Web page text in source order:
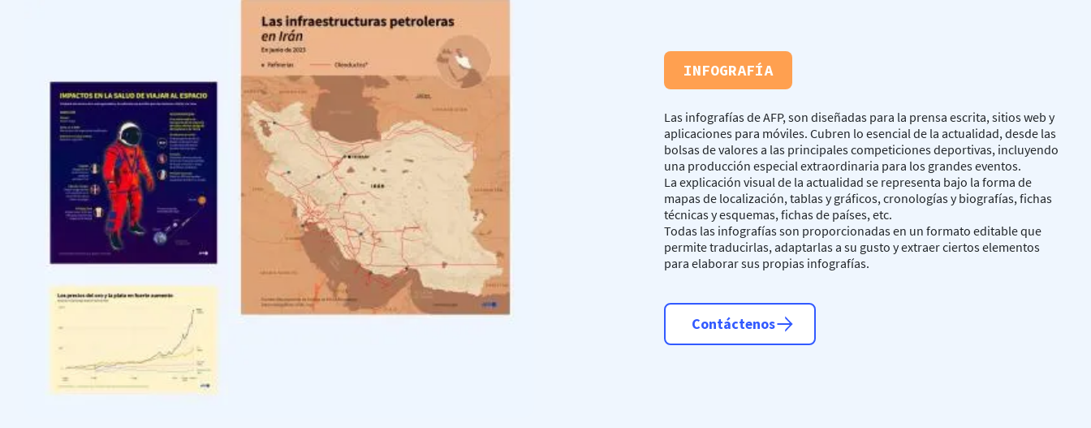
INFOGRAFÍA
Las infografías de AFP, son diseñadas para la prensa escrita, sitios web y
aplicaciones para móviles. Cubren lo esencial de la actualidad, desde las
bolsas de valores a las principales competiciones deportivas, incluyendo
una producción especial extraordinaria para los grandes eventos.
La explicación visual de la actualidad se representa bajo la forma de
mapas de localización, tablas y gráficos, cronologías y biografías, fichas
técnicas y esquemas, fichas de países, etc.
Todas las infografías son proporcionadas en un formato editable que
permite traducirlas, adaptarlas a su gusto y extraer ciertos elementos
para elaborar sus propias infografías.
Contáctenos